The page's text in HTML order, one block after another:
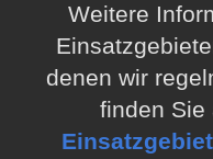
Weitere
denen wir
finden Sie